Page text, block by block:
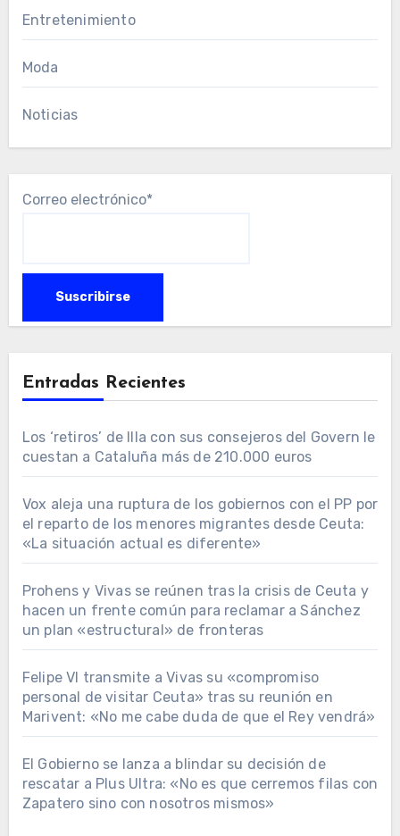
Entretenimiento
Moda
Noticias
Correo electrónico*
Entradas Recientes
Los ‘retiros’ de Illa con sus consejeros del Govern le
cuestan a Cataluña más de 210.000 euros
Vox aleja una ruptura de los gobiernos con el PP por
el reparto de los menores migrantes desde Ceuta:
«La situación actual es diferente»
Prohens y Vivas se reúnen tras la crisis de Ceuta y
hacen un frente común para reclamar a Sánchez
un plan «estructural» de fronteras
Felipe VI transmite a Vivas su «compromiso
personal de visitar Ceuta» tras su reunión en
Marivent: «No me cabe duda de que el Rey vendrá»
El Gobierno se lanza a blindar su decisión de
rescatar a Plus Ultra: «No es que cerremos filas con
Zapatero sino con nosotros mismos»